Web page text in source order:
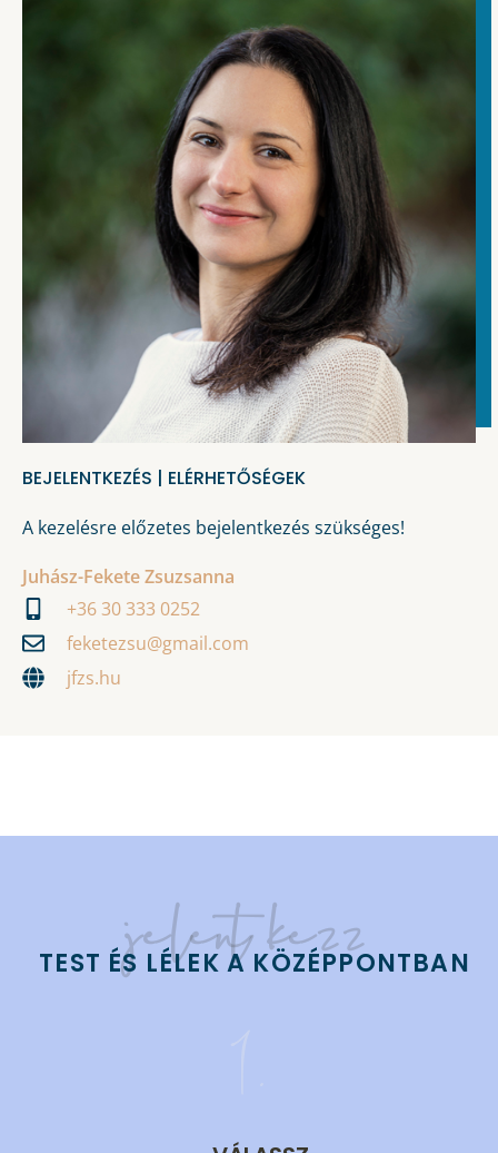
BEJELENTKEZÉS | ELÉRHETŐSÉGEK
A kezelésre előzetes bejelentkezés szükséges!
Juhász-Fekete Zsuzsanna
+36 30 333 0252
feketezsu@gmail.com
jfzs.hu
jelentkezz
TEST ÉS LÉLEK A KÖZÉPPONTBAN